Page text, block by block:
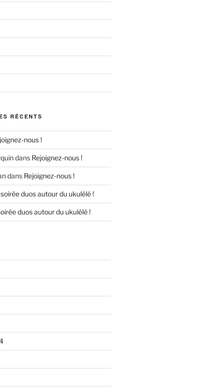
RÉCENTS
nous !
dans Rejoignez-nous !
dans Rejoignez-nous !
duos autour du ukulélé !
duos autour du ukulélé !